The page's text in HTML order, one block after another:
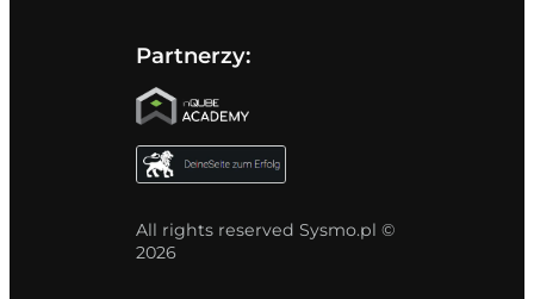
Partnerzy:
All rights reserved Sysmo.pl ©
2026